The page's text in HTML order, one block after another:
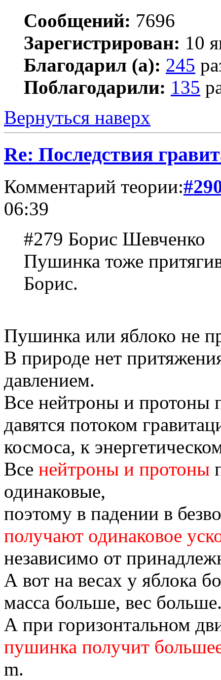
Сообщений: 7696
Зарегистрирован: 10
Благодарил (а): 245
Поблагодарили: 135
Вернуться наверх
Re: Последствия
Комментарий теории:
06:39
#279 Борис Шевченко
Пушинка тоже
Борис.
Пушинка или яблоко не
В природе нет
давлением.
Все нейтроны и протоны
давятся потоком
космоса, к
Все нейтроны и протоны
одинаковые,
поэтому в падении в
получают одинаковое
независимо от
А вот на весах у яблока
масса больше, вес
А при горизонтальном
пушинка получит
m.